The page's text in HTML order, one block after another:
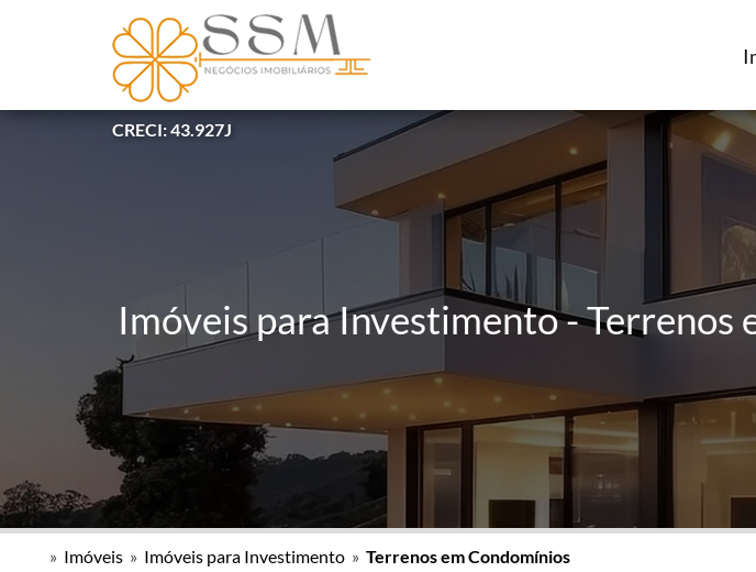
CRECI: 43.927J
Imóveis para Investimento - Terrenos
» Imóveis » Imóveis para Investimento » Terrenos em Condomínios